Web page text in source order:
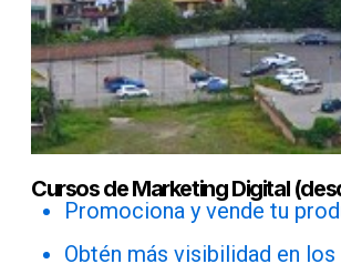
Cursos de Marketing Digital
Promociona y vende tu
Obtén más visibilidad en